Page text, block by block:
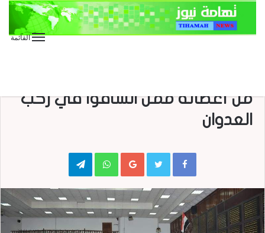
القائمة
من أعضائه ممن انساقوا في ركب
العدوان
Google+
WhatsApp
Telegram